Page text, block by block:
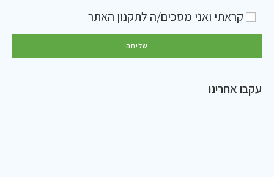
קראתי ואני מסכים/ה לתקנון האתר
שליחה
עקבו אחרינו